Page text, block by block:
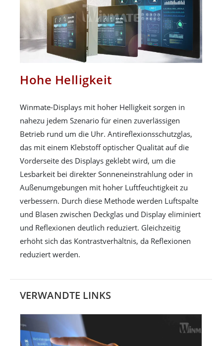
Hohe Helligkeit
Winmate-Displays mit hoher Helligkeit sorgen in
nahezu jedem Szenario für einen zuverlässigen
Betrieb rund um die Uhr. Antireflexionsschutzglas,
das mit einem Klebstoff optischer Qualität auf die
Vorderseite des Displays geklebt wird, um die
Lesbarkeit bei direkter Sonneneinstrahlung oder in
Außenumgebungen mit hoher Luftfeuchtigkeit zu
verbessern. Durch diese Methode werden Luftspalte
und Blasen zwischen Deckglas und Display eliminiert
und Reflexionen deutlich reduziert. Gleichzeitig
erhöht sich das Kontrastverhältnis, da Reflexionen
reduziert werden.
VERWANDTE LINKS